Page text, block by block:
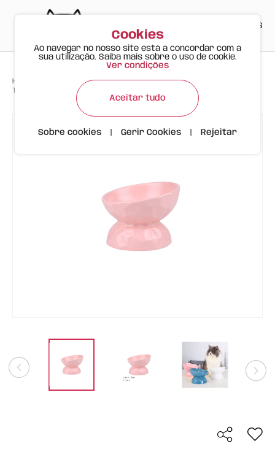
ES
Happy Meow Produtos > >
Taça Cerâmica Inclinada com Efeito Ondulado | 280ml | Rosa Claro
Cookies
Ao navegar no nosso site está a concordar com a
sua utilização. Saiba mais sobre o uso de cookie.
Ver condições
Aceitar tudo
Sobre cookies Gerir Cookies Rejeitar